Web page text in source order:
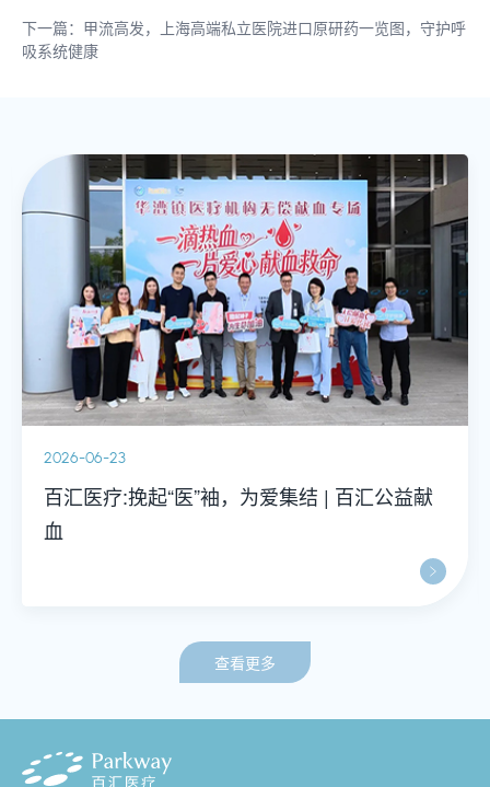
下一篇：甲流高发，上海高端私立医院进口原研药一览图，守护呼
吸系统健康
2026-06-22
汇声世界，岳动中华：百汇医疗诊所与岳阳医
院开启中西医结合新篇章
查看更多